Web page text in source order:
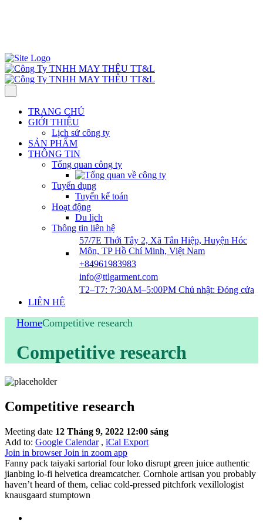
TRANG CHỦ
GIỚI THIỆU
Lịch sử công ty
SẢN PHẨM
THÔNG TIN
Tổng quan công ty
Tuyển dụng
Tuyển kế toán
Hoạt động
Du lịch
Thông tin liên hệ
57/7E Thới Tây 2, Xã Tân Hiệp, Huyện Hóc
Môn, TP Hồ Chí Minh, Việt Nam
+84961983983
info@ttlgarment.com
T2–T7: 7:30AM–5:00PM Chủ nhật: Đóng cửa
LIÊN HỆ
HomeCompetitive research
Competitive research
Competitive research
Meeting date 12 Tháng 9, 2022 12:00 sáng
Add to: Google Calendar, iCal Export
Join in browserJoin in zoom app
Fanny pack taiyaki sartorial four loko disrupt green juice authentic
jianbing lo-fi helvetica dreamcatcher. Cornhole artisan you probably
haven’t heard of them, celiac cold-pressed pitchfork vexillologist
knausgaard stumptown